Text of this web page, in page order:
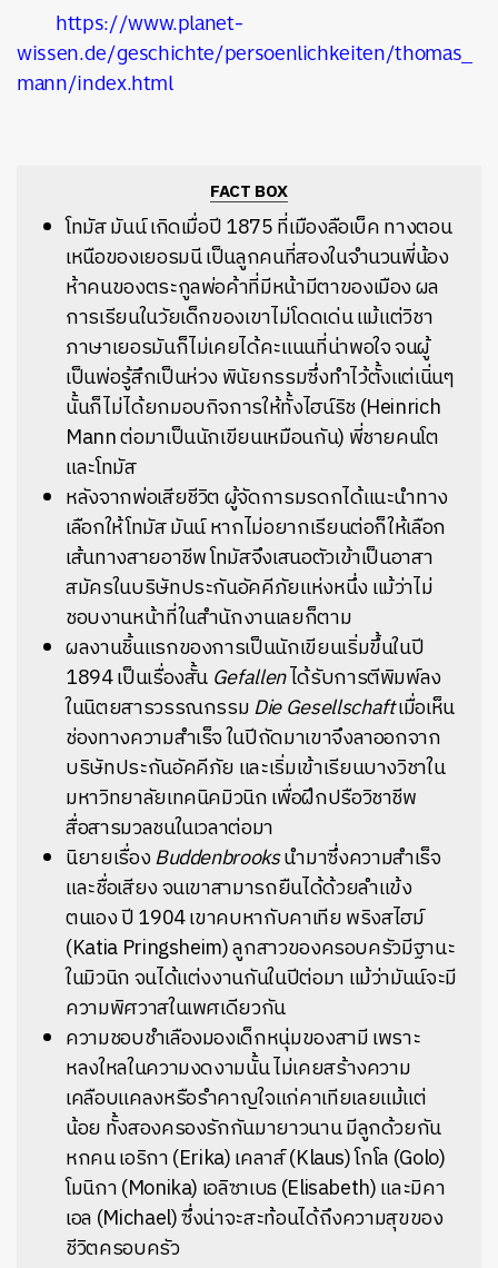
https://www.planet-
wissen.de/geschichte/persoenlichkeiten/thomas_
mann/index.html
FACT BOX
โทมัส มันน์ เกิดเมื่อปี 1875 ที่เมืองลือเบ็ค ทางตอน
เหนือของเยอรมนี เป็นลูกคนที่สองในจำนวนพี่น้อง
ห้าคนของตระกูลพ่อค้าที่มีหน้ามีตาของเมือง ผล
การเรียนในวัยเด็กของเขาไม่โดดเด่น แม้แต่วิชา
ภาษาเยอรมันก็ไม่เคยได้คะแนนที่น่าพอใจ จนผู้
เป็นพ่อรู้สึกเป็นห่วง พินัยกรรมซึ่งทำไว้ตั้งแต่เนิ่นๆ
นั้นก็ไม่ได้ยกมอบกิจการให้ทั้งไฮน์ริช (Heinrich
Mann ต่อมาเป็นนักเขียนเหมือนกัน) พี่ชายคนโต
และโทมัส
หลังจากพ่อเสียชีวิต ผู้จัดการมรดกได้แนะนำทาง
เลือกให้โทมัส มันน์ หากไม่อยากเรียนต่อก็ให้เลือก
เส้นทางสายอาชีพ โทมัสจึงเสนอตัวเข้าเป็นอาสา
สมัครในบริษัทประกันอัคคีภัยแห่งหนึ่ง แม้ว่าไม่
ชอบงานหน้าที่ในสำนักงานเลยก็ตาม
ผลงานชิ้นแรกของการเป็นนักเขียนเริ่มขึ้นในปี
1894 เป็นเรื่องสั้น Gefallenได้รับการตีพิมพ์ลง
ในนิตยสารวรรณกรรมDie Gesellschaftเมื่อเห็น
ช่องทางความสำเร็จ ในปีถัดมาเขาจึงลาออกจาก
บริษัทประกันอัคคีภัย และเริ่มเข้าเรียนบางวิชาใน
มหาวิทยาลัยเทคนิคมิวนิก เพื่อฝึกปรือวิชาชีพ
สื่อสารมวลชนในเวลาต่อมา
นิยายเรื่องBuddenbrooksนำมาซึ่งความสำเร็จ
และชื่อเสียง จนเขาสามารถยืนได้ด้วยลำแข้ง
ตนเอง ปี 1904 เขาคบหากับคาเทีย พริงสไฮม์
(Katia Pringsheim) ลูกสาวของครอบครัวมีฐานะ
ในมิวนิก จนได้แต่งงานกันในปีต่อมา แม้ว่ามันน์จะมี
ความพิศวาสในเพศเดียวกัน
ความชอบชำเลืองมองเด็กหนุ่มของสามี เพราะ
หลงใหลในความงดงามนั้น ไม่เคยสร้างความ
เคลือบแคลงหรือรำคาญใจแก่คาเทียเลยแม้แต่
น้อย ทั้งสองครองรักกันมายาวนาน มีลูกด้วยกัน
หกคน เอริกา (Erika) เคลาส์ (Klaus) โกโล (Golo)
โมนิกา (Monika) เอลิซาเบธ (Elisabeth) และมิคา
เอล (Michael) ซึ่งน่าจะสะท้อนได้ถึงความสุขของ
ชีวิตครอบครัว